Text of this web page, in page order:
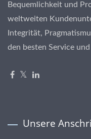
Bequemlichkeit und
weltweiten
Integrität,
den besten Service
Unsere